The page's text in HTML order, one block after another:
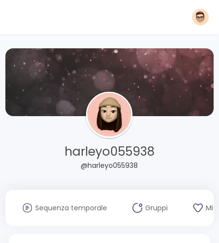
harleyo055938
@harleyo055938
Sequenza temporale Gruppi Mi